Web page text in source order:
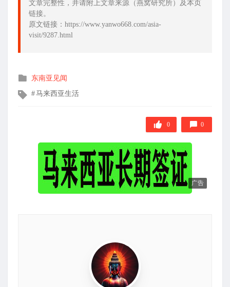
文章完整性，并请附上文章来源（燕窝研究所）及本页
链接。
原文链接：https://www.yanwo668.com/asia-
visit/9287.html
发
在
东南亚见闻
文马来西亚生活
0 0
广告